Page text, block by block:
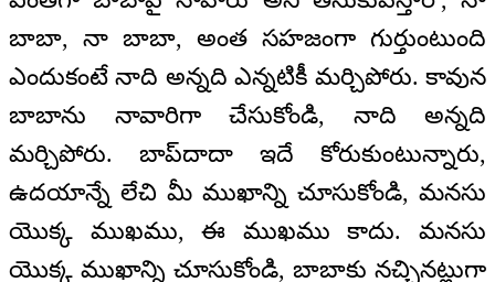
బాబా, నా బాబా, అంత సహజంగా గుర్తుంటుంది
ఎందుకంటే నాది అన్నది ఎన్నటికీ మర్చిపోరు. కావున
బాబాను నావారిగా చేసుకోండి, నాది అన్నది
మర్చిపోరు. బాప్‌దాదా ఇదే కోరుకుంటున్నారు,
ఉదయాన్నే లేచి మీ ముఖాన్ని చూసుకోండి, మనసు
యొక్క ముఖము, ఈ ముఖము కాదు. మనసు
యొక్క ముఖాన్ని చూసుకోండి, బాబాకు నచ్చినట్లుగా